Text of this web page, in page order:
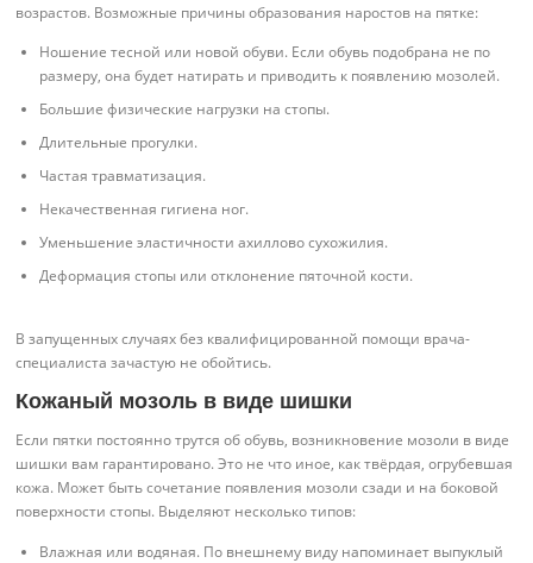
возрастов. Возможные причины образования наростов на пятке:
Ношение тесной или новой обуви. Если обувь подобрана не по
размеру, она будет натирать и приводить к появлению мозолей.
Большие физические нагрузки на стопы.
Длительные прогулки.
Частая травматизация.
Некачественная гигиена ног.
Уменьшение эластичности ахиллово сухожилия.
Деформация стопы или отклонение пяточной кости.
В запущенных случаях без квалифицированной помощи врача-
специалиста зачастую не обойтись.
Кожаный мозоль в виде шишки
Если пятки постоянно трутся об обувь, возникновение мозоли в виде
шишки вам гарантировано. Это не что иное, как твёрдая, огрубевшая
кожа. Может быть сочетание появления мозоли сзади и на боковой
поверхности стопы. Выделяют несколько типов:
Влажная или водяная. По внешнему виду напоминает выпуклый